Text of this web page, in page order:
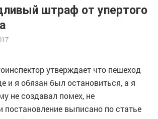
штраф от упертого
утверждает что пешеход
и я обязан был остановиться, а я
не создавал помех, не
постановление выписано по статье